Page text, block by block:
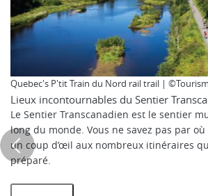
Quebec's P'tit Train du Nord rail trail |
Lieux incontournables du Sentier
Le Sentier Transcanadien est le sentier
long du monde. Vous ne savez pas par où
un coup d’œil aux nombreux itinéraires
préparé.